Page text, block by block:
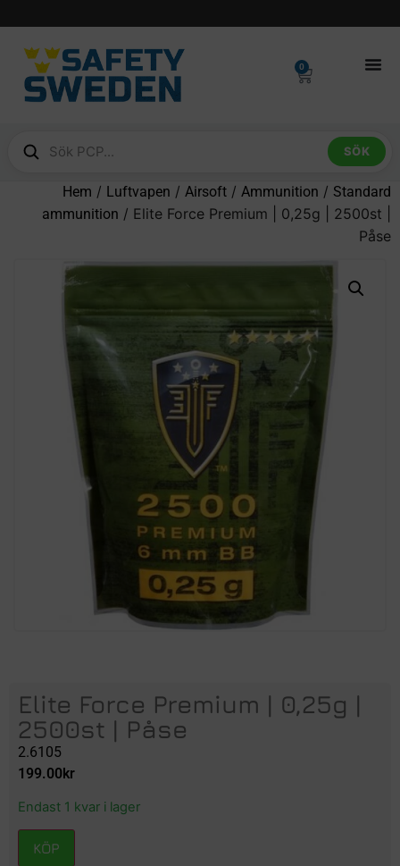
0
SÖK
Hem / Luftvapen / Airsoft / Ammunition / Standard
ammunition / Elite Force Premium | 0,25g | 2500st |
Påse
Elite Force Premium | 0,25g |
2500st | Påse
2.6105
199.00kr
Endast 1 kvar i lager
KÖP